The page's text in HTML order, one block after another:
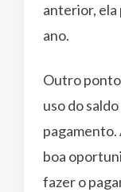
anterior, ela
ano.
Outro
uso do
pagamento.
boa
fazer o